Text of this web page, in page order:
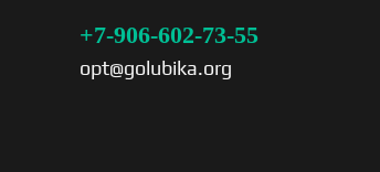
+7-906-602-73-55
opt@golubika.org